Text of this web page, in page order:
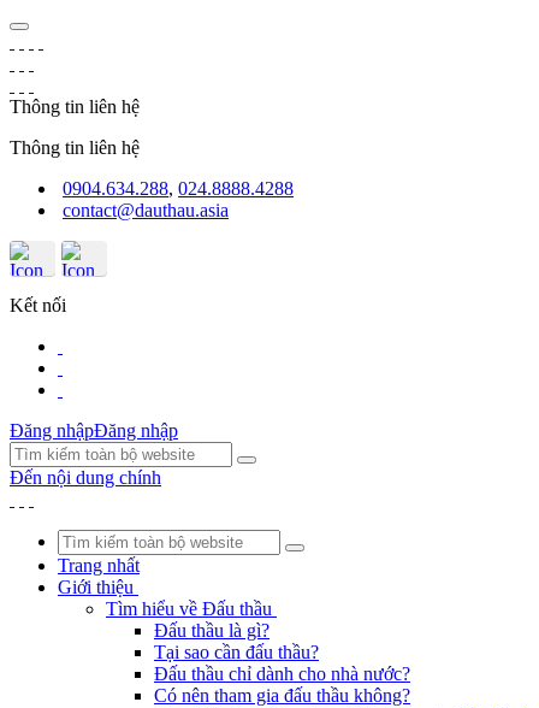
Thông tin liên hệ
Thông tin liên hệ
0904.634.288, 024.8888.4288
contact@dauthau.asia
Kết nối
Đăng nhậpĐăng nhập
Đến nội dung chính
Trang nhất
Giới thiệu
Tìm hiểu về Đấu thầu
Đấu thầu là gì?
Tại sao cần đấu thầu?
Đấu thầu chỉ dành cho nhà nước?
Có nên tham gia đấu thầu không?